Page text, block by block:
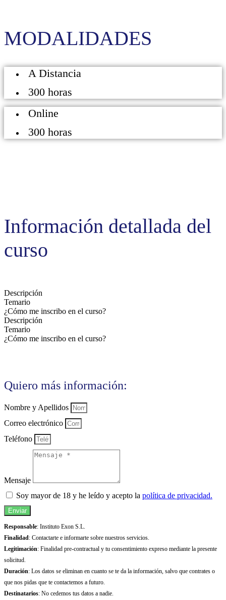
MODALIDADES
A Distancia
300 horas
Online
300 horas
Información detallada del
curso
Descripción
Temario
¿Cómo me inscribo en el curso?
Descripción
Temario
¿Cómo me inscribo en el curso?
Quiero más información:
Nombre y Apellidos
Correo electrónico
Teléfono
Mensaje
Soy mayor de 18 y he leído y acepto la política de privacidad.
Enviar
Responsable: Instituto Exon S.L.
Finalidad: Contactarte e informarte sobre nuestros servicios.
Legitimación: Finalidad pre-contractual y tu consentimiento expreso mediante la presente
solicitud.
Duración: Los datos se eliminan en cuanto se te da la información, salvo que contrates o
que nos pidas que te contactemos a futuro.
Destinatarios: No cedemos tus datos a nadie.